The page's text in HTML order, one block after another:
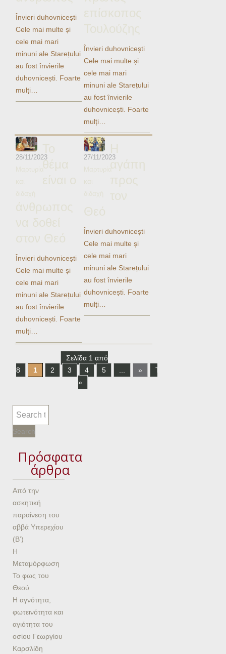
Învieri duhovnicești
Cele mai multe și
cele mai mari
minuni ale Starețului
au fost învierile
duhovnicești. Foarte
mulți…
επίσκοπος
Τουλούζης
Învieri duhovnicești
Cele mai multe și
cele mai mari
minuni ale Starețului
au fost învierile
duhovnicești. Foarte
mulți…
28/11/2023
Μαρτυρία
και
διδαχή
Το
θέμα
είναι ο
άνθρωπος
να δοθεί
στον Θεό
Învieri duhovnicești
Cele mai multe și
cele mai mari
minuni ale Starețului
au fost învierile
duhovnicești. Foarte
mulți…
27/11/2023
Μαρτυρία
και
διδαχή
Η
αγάπη
προς
τον
Θεό
Învieri duhovnicești
Cele mai multe și
cele mai mari
minuni ale Starețului
au fost învierile
duhovnicești. Foarte
mulți…
Σελίδα 1 από
8
1 2 3 4 5 »
Τελευταία
»
Πρόσφατα
άρθρα
Από την
ασκητική
παραίνεση του
αββά Υπερεχίου
(Β’)
Η
Μεταμόρφωση
Το φως του
Θεού
Η αγνότητα,
φωτεινότητα και
αγιότητα του
οσίου Γεωργίου
Καρσλίδη